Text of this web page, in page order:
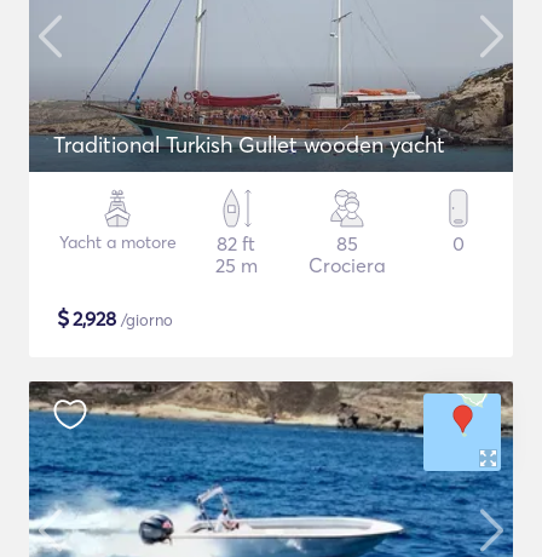
Traditional Turkish Gullet wooden yacht
Yacht a motore
82 ft
25 m
85
Crociera
0
$2,928 /giorno